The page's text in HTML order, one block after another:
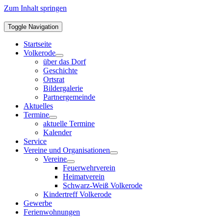
Zum Inhalt springen
Toggle Navigation
Startseite
Volkerode
über das Dorf
Geschichte
Ortsrat
Bildergalerie
Partnergemeinde
Aktuelles
Termine
aktuelle Termine
Kalender
Service
Vereine und Organisationen
Vereine
Feuerwehrverein
Heimatverein
Schwarz-Weiß Volkerode
Kindertreff Volkerode
Gewerbe
Ferienwohnungen